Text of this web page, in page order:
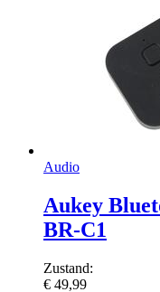
Audio
Aukey
BR-C1
Zustand:
€ 49,99